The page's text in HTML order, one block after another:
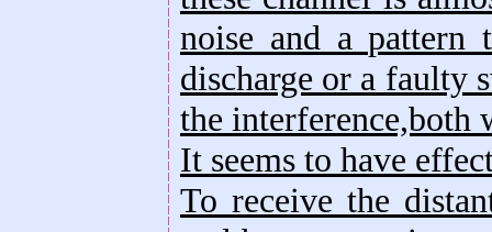
noise and a pattern
discharge or a faulty
the interference,both
It seems to have
To receive the